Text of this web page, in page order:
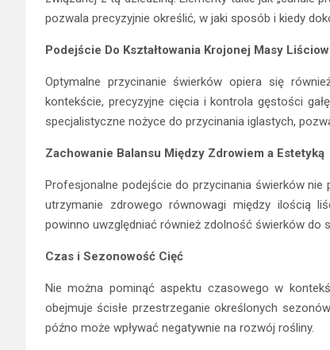
pozwala precyzyjnie określić, w jaki sposób i kiedy
Podejście Do Kształtowania Krojonej Masy
Optymalne przycinanie świerków opiera się
kontekście, precyzyjne cięcia i kontrola gęstości
specjalistyczne nożyce do przycinania iglastych,
Zachowanie Balansu Między Zdrowiem a Estetyką
Profesjonalne podejście do przycinania świerków nie
utrzymanie zdrowego równowagi między ilością
powinno uwzględniać również zdolność świerków do
Czas i Sezonowość Cięć
Nie można pominąć aspektu czasowego w
obejmuje ścisłe przestrzeganie określonych
późno może wpływać negatywnie na rozwój rośliny.